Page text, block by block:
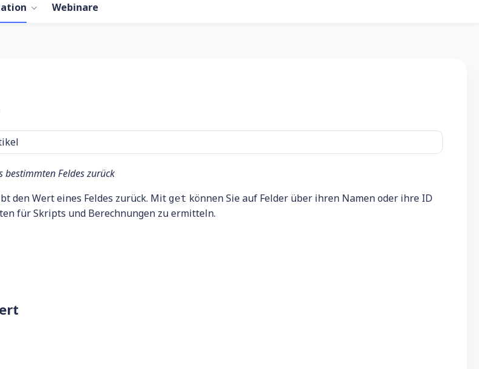
Webinare
bestimmten Feldes zurück
den Wert eines Feldes zurück. Mit get können Sie auf Felder über ihren Namen oder ihre ID
für Skripts und Berechnungen zu ermitteln.